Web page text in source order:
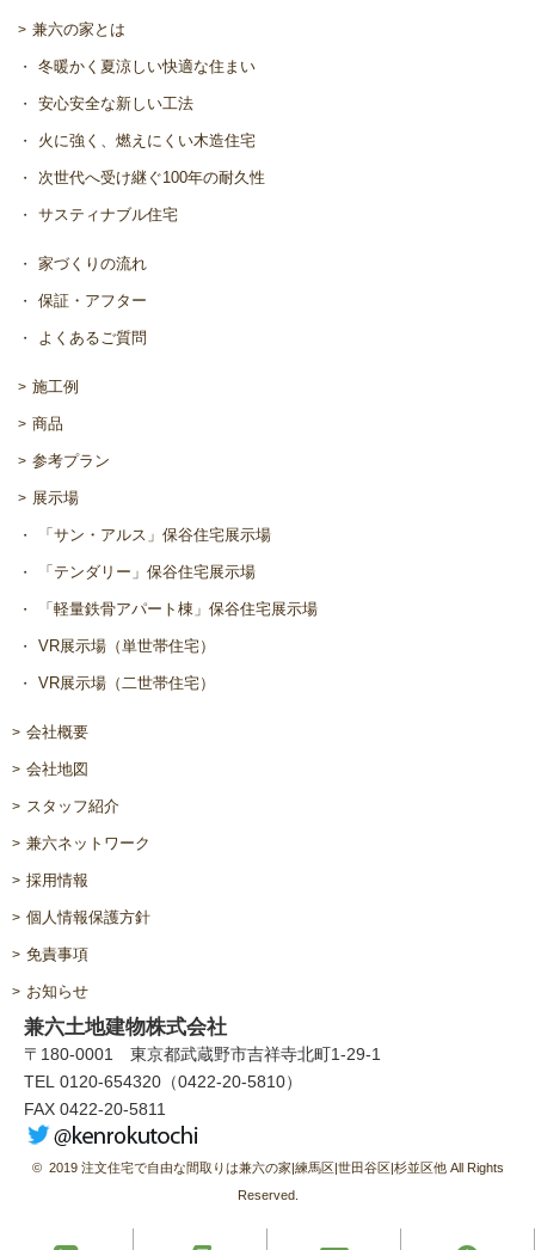
兼六の家とは
冬暖かく夏涼しい快適な住まい
安心安全な新しい工法
火に強く、燃えにくい木造住宅
次世代へ受け継ぐ100年の耐久性
サスティナブル住宅
家づくりの流れ
保証・アフター
よくあるご質問
施工例
商品
参考プラン
展示場
「サン・アルス」保谷住宅展示場
「テンダリー」保谷住宅展示場
「軽量鉄骨アパート棟」保谷住宅展示場
VR展示場（単世帯住宅）
VR展示場（二世帯住宅）
会社概要
会社地図
スタッフ紹介
兼六ネットワーク
採用情報
個人情報保護方針
免責事項
お知らせ
兼六土地建物株式会社
〒180-0001 東京都武蔵野市吉祥寺北町1-29-1
TEL 0120-654320（0422-20-5810）
FAX 0422-20-5811
© 2019 注文住宅で自由な間取りは兼六の家|練馬区|世田谷区|杉並区他 All Rights
Reserved.